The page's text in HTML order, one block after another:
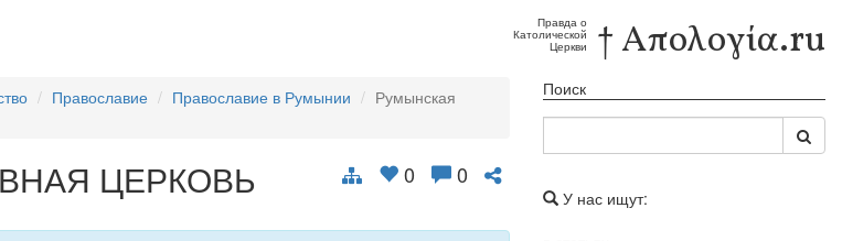
Правда о
Католической
Церкви † Απολογία.ru
Православие Православие в Румынии
Румынская
0 0
ЦЕРКОВЬ
Поиск
У нас ищут: